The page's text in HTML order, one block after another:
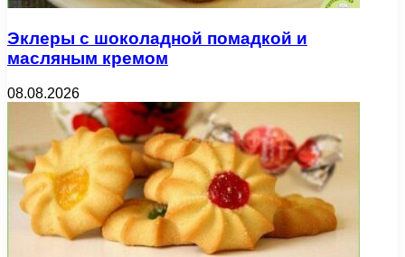
Эклеры с шоколадной помадкой и
масляным кремом
08.08.2026